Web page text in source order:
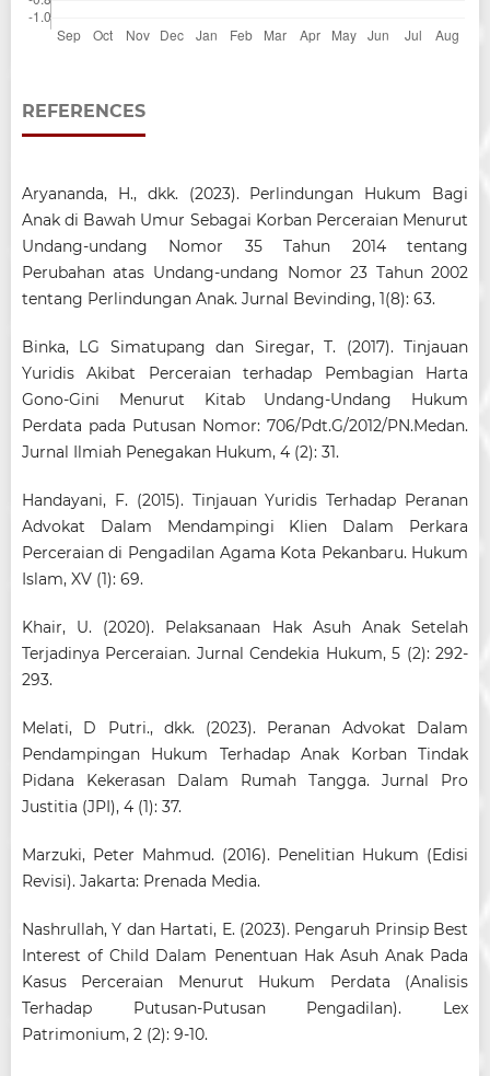
REFERENCES
Aryananda, H., dkk. (2023). Perlindungan Hukum Bagi
Anak di Bawah Umur Sebagai Korban Perceraian Menurut
Undang-undang Nomor 35 Tahun 2014 tentang
Perubahan atas Undang-undang Nomor 23 Tahun 2002
tentang Perlindungan Anak. Jurnal Bevinding, 1(8): 63.
Binka, LG Simatupang dan Siregar, T. (2017). Tinjauan
Yuridis Akibat Perceraian terhadap Pembagian Harta
Gono-Gini Menurut Kitab Undang-Undang Hukum
Perdata pada Putusan Nomor: 706/Pdt.G/2012/PN.Medan.
Jurnal Ilmiah Penegakan Hukum, 4 (2): 31.
Handayani, F. (2015). Tinjauan Yuridis Terhadap Peranan
Advokat Dalam Mendampingi Klien Dalam Perkara
Perceraian di Pengadilan Agama Kota Pekanbaru. Hukum
Islam, XV (1): 69.
Khair, U. (2020). Pelaksanaan Hak Asuh Anak Setelah
Terjadinya Perceraian. Jurnal Cendekia Hukum, 5 (2): 292-
293.
Melati, D Putri., dkk. (2023). Peranan Advokat Dalam
Pendampingan Hukum Terhadap Anak Korban Tindak
Pidana Kekerasan Dalam Rumah Tangga. Jurnal Pro
Justitia (JPI), 4 (1): 37.
Marzuki, Peter Mahmud. (2016). Penelitian Hukum (Edisi
Revisi). Jakarta: Prenada Media.
Nashrullah, Y dan Hartati, E. (2023). Pengaruh Prinsip Best
Interest of Child Dalam Penentuan Hak Asuh Anak Pada
Kasus Perceraian Menurut Hukum Perdata (Analisis
Terhadap Putusan-Putusan Pengadilan). Lex
Patrimonium, 2 (2): 9-10.